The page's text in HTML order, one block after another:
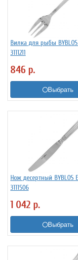
Вилка для рыбы
3111211
846 р.
Выбрать
Нож десертный BYBLOS
3111506
1 042 р.
Выбрать